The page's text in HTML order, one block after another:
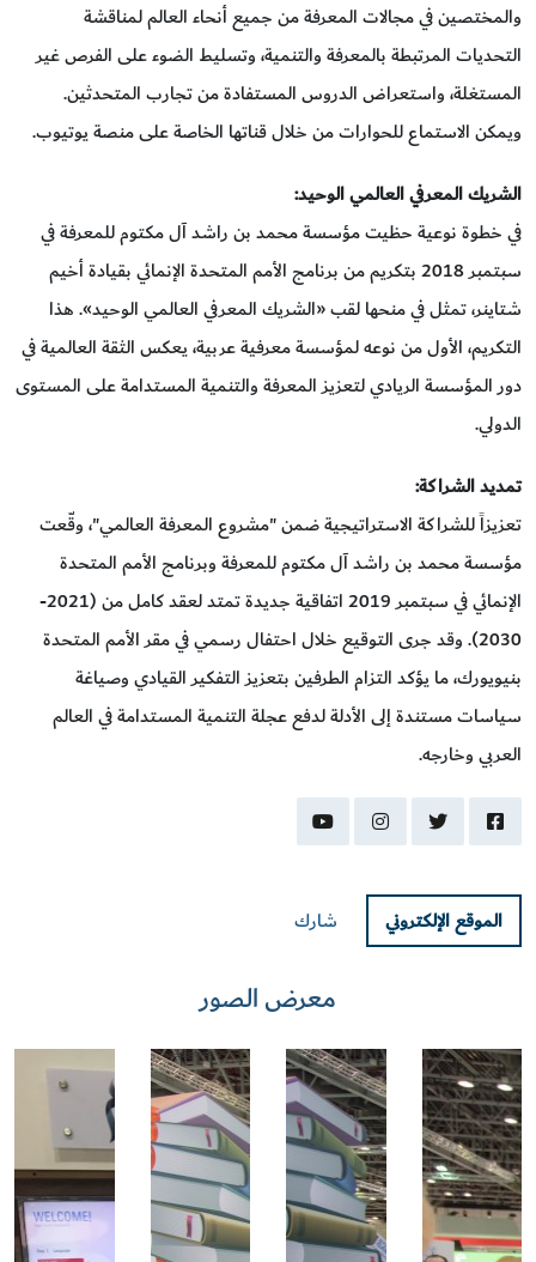
والمختصين في مجالات المعرفة من جميع أنحاء العالم لمناقشة
التحديات المرتبطة بالمعرفة والتنمية، وتسليط الضوء على الفرص غير
المستغلة، واستعراض الدروس المستفادة من تجارب المتحدثين.
ويمكن الاستماع للحوارات من خلال قناتها الخاصة على منصة يوتيوب.
الشريك المعرفي العالمي الوحيد:
في خطوة نوعية حظيت مؤسسة محمد بن راشد آل مكتوم للمعرفة في
سبتمبر 2018 بتكريم من برنامج الأمم المتحدة الإنمائي بقيادة أخيم
شتاينر، تمثل في منحها لقب «الشريك المعرفي العالمي الوحيد». هذا
التكريم، الأول من نوعه لمؤسسة معرفية عربية، يعكس الثقة العالمية في
دور المؤسسة الريادي لتعزيز المعرفة والتنمية المستدامة على المستوى
الدولي.
تمديد الشراكة:
تعزيزاً للشراكة الاستراتيجية ضمن "مشروع المعرفة العالمي"، وقّعت
مؤسسة محمد بن راشد آل مكتوم للمعرفة وبرنامج الأمم المتحدة
الإنمائي في سبتمبر 2019 اتفاقية جديدة تمتد لعقد كامل من (2021-
2030). وقد جرى التوقيع خلال احتفال رسمي في مقر الأمم المتحدة
بنيويورك، ما يؤكد التزام الطرفين بتعزيز التفكير القيادي وصياغة
سياسات مستندة إلى الأدلة لدفع عجلة التنمية المستدامة في العالم
العربي وخارجه.
facebook
twitter
instagram
الموقع الإلكتروني شارك
معرض الصور